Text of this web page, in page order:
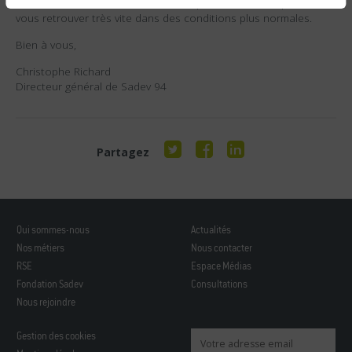
vous retrouver très vite dans des conditions plus normales.
Bien à vous,
Christophe Richard
Directeur général de Sadev 94
Partagez
Qui sommes-nous
Nos métiers
RSE
Fondation Sadev
Nous rejoindre
Actualités
Nous contacter
Espace Médias
Consultations
Gestion des cookies